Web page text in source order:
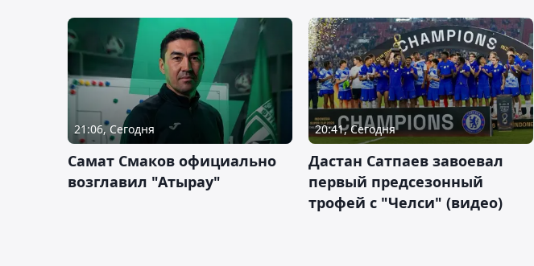
21:06, Сегодня
Самат Смаков официально
возглавил "Атырау"
20:41, Сегодня
Дастан Сатпаев завоевал
первый предсезонный
трофей с "Челси" (видео)